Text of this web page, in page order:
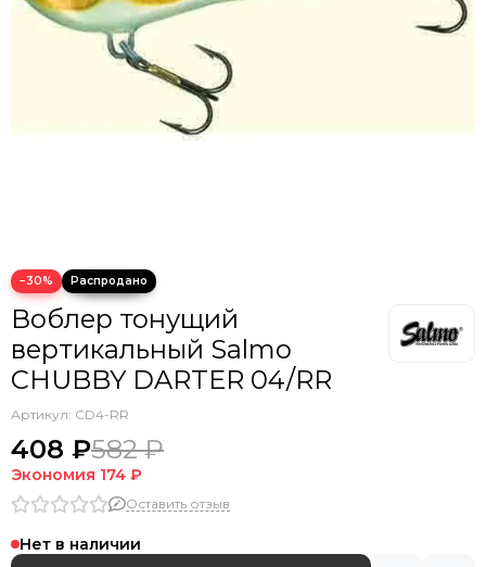
−30%
Воблер тонущий
вертикальный Salmo
CHUBBY DARTER 04/RR
Артикул: CD4-RR
408 ₽582 ₽
Экономия 174 ₽
Оставить отзыв
Нет в наличии